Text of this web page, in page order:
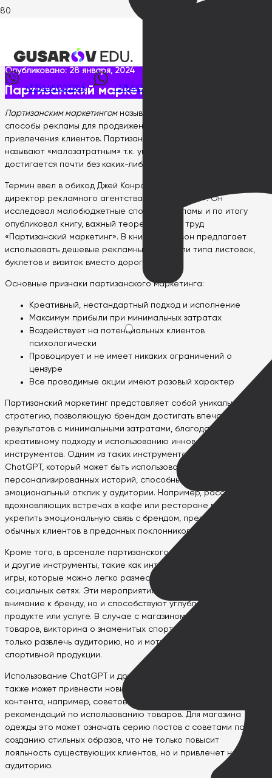
+375445023245 +375445023245
Партизанский маркетинг
Опубликовано: 28 января, 2024
Партизанский маркетинг
Партизанским маркетингомназывают малобюджетные
способы рекламы для продвижения товаров, услуг и
привлечения клиентов. Партизанский маркетинг еще
называют «малозатратным» т.к. увеличение прибыли
достигается почти без каких-либо финансовых вложений.
Термин ввел в обиход Джей Конрад Ленинсон, бывший
директор рекламного агентства «Лео Барнетт». Он
исследовал малобюджетные способы рекламы и по итогу
опубликовал книгу, важный теоретический труд
«Партизанский маркетинг». В книге Левинсон предлагает
использовать дешевые рекламные носители типа листовок,
буклетов и визиток вместо дорогих и т.д.
Основные признаки партизанского маркетинга:
Креативный, нестандартный подход и исполнение
Максимум прибыли при минимальных затратах
Воздействует на потенциальных клиентов
психологически
Провоцирует и не имеет никаких ограничений о
цензуре
Все проводимые акции имеют разовый характер
Партизанский маркетинг представляет собой уникальную
стратегию, позволяющую брендам достигать впечатляющих
результатов с минимальными затратами, благодаря
креативному подходу и использованию инновационных
инструментов. Одним из таких инструментов является
ChatGPT, который может быть использован для создания
персонализированных историй, способных вызвать
эмоциональный отклик у аудитории. Например, рассказы о
вдохновляющих встречах в кафе или ресторане могут
укрепить эмоциональную связь с брендом, превращая
обычных клиентов в преданных поклонников.
Кроме того, в арсенале партизанского маркетолога имеются
и другие инструменты, такие как интерактивные викторины и
игры, которые можно легко разместить на веб-сайтах или в
социальных сетях. Эти мероприятия не только привлекают
внимание к бренду, но и способствуют углублению знаний о
продукте или услуге. В случае с магазином спортивных
товаров, викторина о знаменитых спортсменах может не
только развлечь аудиторию, но и мотивировать ее к покупке
спортивной продукции.
Использование ChatGPT и других искусственных интеллектов
также может привнести новизну в создание уникального
контента, например, советов по уходу за продукцией или
рекомендаций по использованию товаров. Для магазина
одежды это может означать серию постов с советами по
созданию стильных образов, что не только повысит
лояльность существующих клиентов, но и привлечет новую
аудиторию.